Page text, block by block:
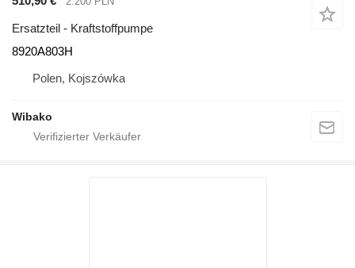
Ersatzteil - Kraftstoffpumpe
8920A803H
Polen, Kojszówka
Wibako